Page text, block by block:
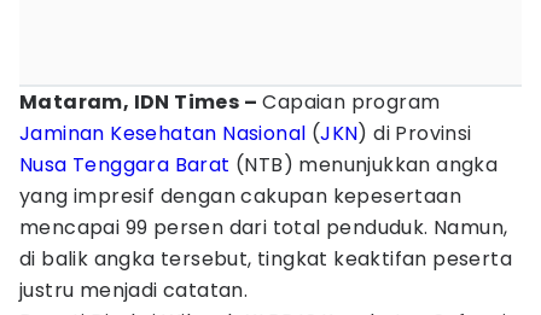
Mataram, IDN Times – Capaian program
Jaminan Kesehatan Nasional (JKN) di Provinsi
Nusa Tenggara Barat (NTB) menunjukkan angka
yang impresif dengan cakupan kepesertaan
mencapai 99 persen dari total penduduk. Namun,
di balik angka tersebut, tingkat keaktifan peserta
justru menjadi catatan.